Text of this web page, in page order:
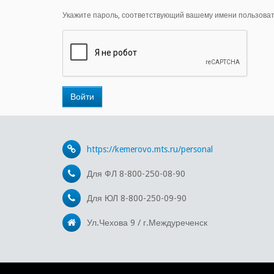
Укажите пароль, соответствующий вашему имени
https://kemerovo.mts.ru/personal
Для ФЛ 8-800-250-08-90
Для ЮЛ 8-800-250-09-90
Ул.Чехова 9 / г.Междуреченск